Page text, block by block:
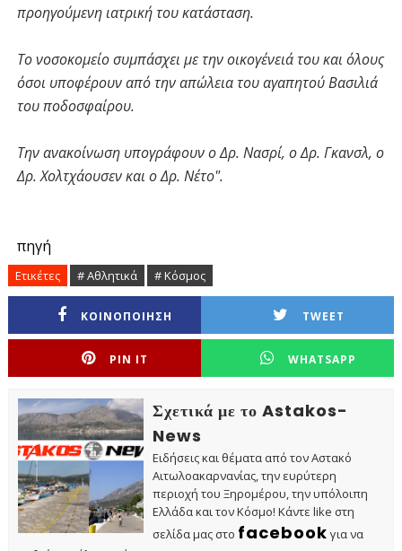
προηγούμενη ιατρική του κατάσταση.
Το νοσοκομείο συμπάσχει με την οικογένειά του και όλους
όσοι υποφέρουν από την απώλεια του αγαπητού Βασιλιά
του ποδοσφαίρου.
Την ανακοίνωση υπογράφουν ο Δρ. Νασρί, ο Δρ. Γκανσλ, ο
Δρ. Χολτχάουσεν και ο Δρ. Νέτο".
πηγή
Ετικέτες # Αθλητικά # Κόσμος
ΚΟΙΝΟΠΟΙΗΣΗ TWEET
PIN IT WHATSAPP
Σχετικά με το Astakos-
News
Ειδήσεις και θέματα από τον Αστακό
Αιτωλοακαρνανίας, την ευρύτερη
περιοχή του Ξηρομέρου, την υπόλοιπη
Ελλάδα και τον Κόσμο! Κάντε like στη
σελίδα μας στο facebook για να